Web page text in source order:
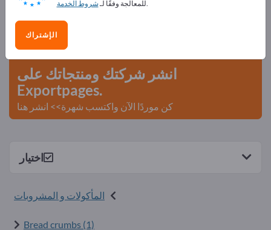
أعلن مجانًا على Exportpages!
الاحتياجات – العروض – السلع المستعملة – جهات الاتصال
التجارية >> ابدأ من هنا
انشر شركتك ومنتجاتك على
Exportpages.
كن موردًا الآن واكتسب شهرة>> انشر هنا
اختيار
المأكولات و المشروبات
Bread crumbs (1)
للمعالجة وفقًا لـشروط الخدمة .
الإشتراك